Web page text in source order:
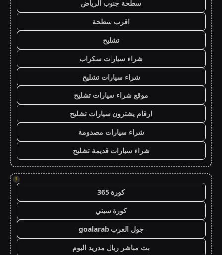
سطحة جنوب الرياض
اقرب سطحة
تشليح
شراء سيارات سكراب
شراء سيارات تشليح
موقع شراء سيارات تشليح
ارقام يشترون سيارات تشليح
شراء سيارات مصدومة
شراء سيارات قديمة تشليح
!
كورة 365
كورة سيتي
جول العرب goalarab
بث مباشر ريال مدريد اليوم